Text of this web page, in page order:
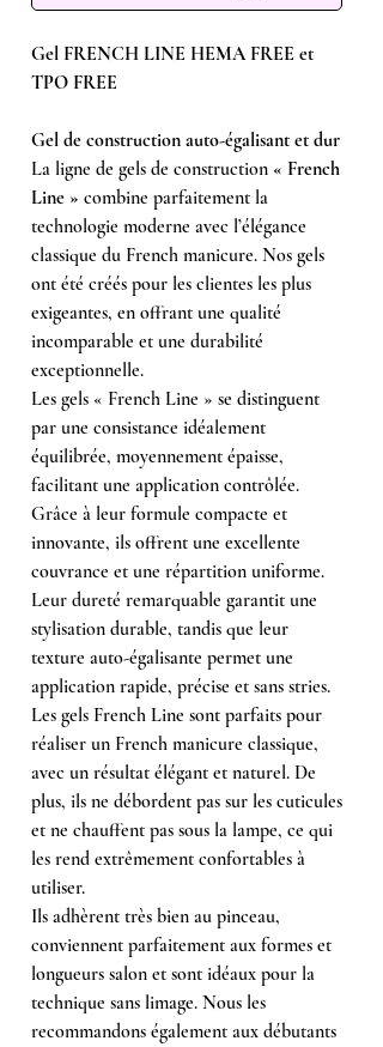
Gel FRENCH LINE HEMA FREE et
TPO FREE
Gel de construction auto-égalisant et dur
La ligne de gels de construction « French
Line » combine parfaitement la
technologie moderne avec l’élégance
classique du French manicure. Nos gels
ont été créés pour les clientes les plus
exigeantes, en offrant une qualité
incomparable et une durabilité
exceptionnelle.
Les gels « French Line » se distinguent
par une consistance idéalement
équilibrée, moyennement épaisse,
facilitant une application contrôlée.
Grâce à leur formule compacte et
innovante, ils offrent une excellente
couvrance et une répartition uniforme.
Leur dureté remarquable garantit une
stylisation durable, tandis que leur
texture auto-égalisante permet une
application rapide, précise et sans stries.
Les gels French Line sont parfaits pour
réaliser un French manicure classique,
avec un résultat élégant et naturel. De
plus, ils ne débordent pas sur les cuticules
et ne chauffent pas sous la lampe, ce qui
les rend extrêmement confortables à
utiliser.
Ils adhèrent très bien au pinceau,
conviennent parfaitement aux formes et
longueurs salon et sont idéaux pour la
technique sans limage. Nous les
recommandons également aux débutants